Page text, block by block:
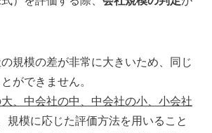
規模の差が非常に大きいため、同じ
ができません。
、中会社の中、中会社の小、小会社
規模に応じた評価方法を用いること